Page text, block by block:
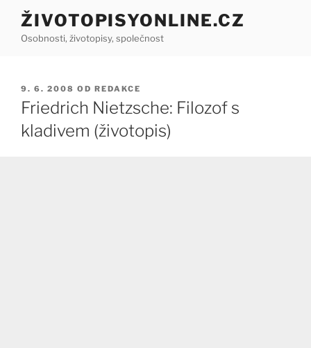
Přejít
obsahu
ŽIVOTOPISYONLINE.CZ
Osobnosti, životopisy, společnost
PUBLIKOVÁNO
9. 6. 2008 OD REDAKCE
Friedrich Nietzsche: Filozof s
kladivem (životopis)